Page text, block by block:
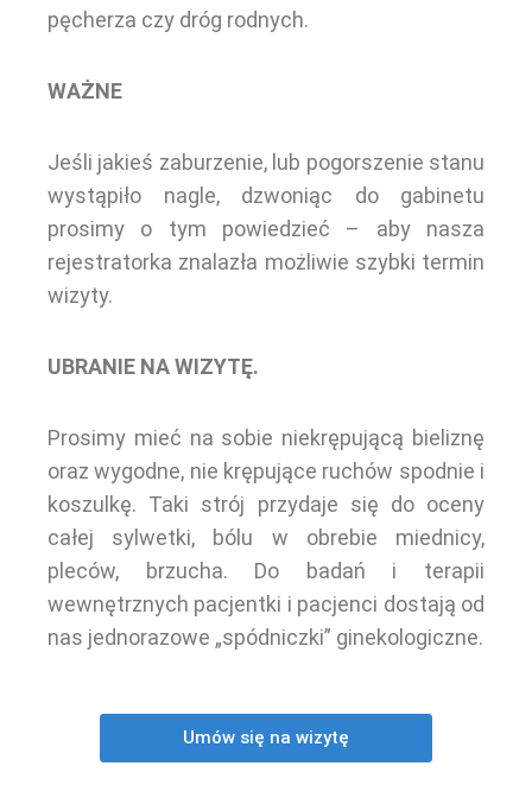
pęcherza czy dróg rodnych.
WAŻNE
Jeśli jakieś zaburzenie, lub pogorszenie stanu
wystąpiło nagle, dzwoniąc do gabinetu
prosimy o tym powiedzieć – aby nasza
rejestratorka znalazła możliwie szybki termin
wizyty.
UBRANIE NA WIZYTĘ.
Prosimy mieć na sobie niekrępującą bieliznę
oraz wygodne, nie krępujące ruchów spodnie i
koszulkę. Taki strój przydaje się do oceny
całej sylwetki, bólu w obrebie miednicy,
pleców, brzucha. Do badań i terapii
wewnętrznych pacjentki i pacjenci dostają od
nas jednorazowe „spódniczki” ginekologiczne.
Umów się na wizytę